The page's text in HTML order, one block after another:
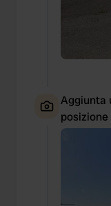
Aggiunta
posizione